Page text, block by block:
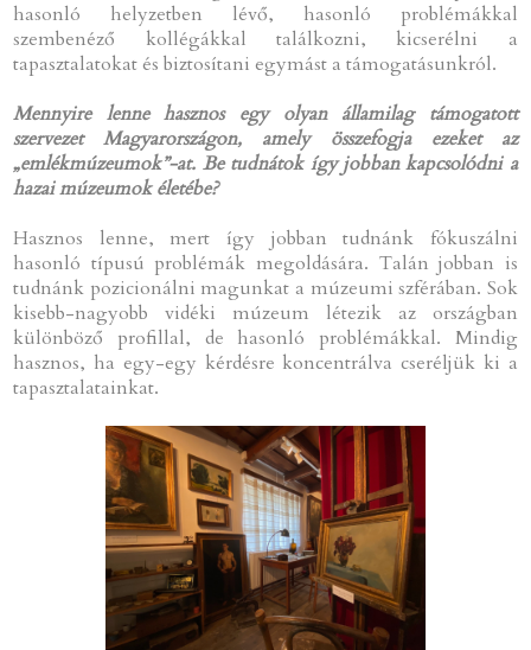
hasonló helyzetben lévő, hasonló problémákkal
szembenéző kollégákkal találkozni, kicserélni a
tapasztalatokat és biztosítani egymást a támogatásunkról.
Mennyire lenne hasznos egy olyan államilag támogatott
szervezet Magyarországon, amely összefogja ezeket az
„emlékmúzeumok”-at. Be tudnátok így jobban kapcsolódni a
hazai múzeumok életébe?
Hasznos lenne, mert így jobban tudnánk fókuszálni
hasonló típusú problémák megoldására. Talán jobban is
tudnánk pozicionálni magunkat a múzeumi szférában. Sok
kisebb-nagyobb vidéki múzeum létezik az országban
különböző profillal, de hasonló problémákkal. Mindig
hasznos, ha egy-egy kérdésre koncentrálva cseréljük ki a
tapasztalatainkat.